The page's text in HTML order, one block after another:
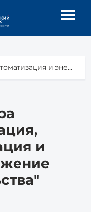
кафедра "Механизация, автоматизация и энергоснабжение строительства"
и